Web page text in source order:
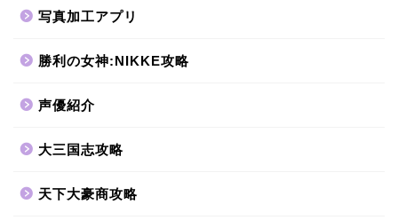
写真加工アプリ
勝利の女神:NIKKE攻略
声優紹介
大三国志攻略
天下大豪商攻略